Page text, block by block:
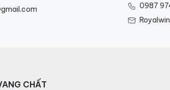
0987
CHẤT